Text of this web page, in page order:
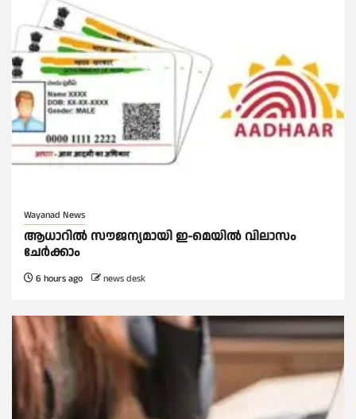
Wayanad News
ആധാറിൽ സൗജന്യമായി ഇ-മെയിൽ വിലാസം
ചേർക്കാം
6 hours ago news desk